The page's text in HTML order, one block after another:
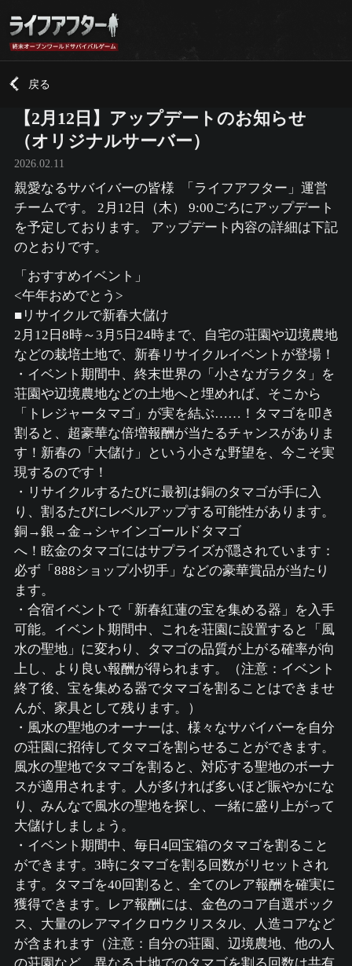
戻る
【2月12日】アップデートのお知らせ
（オリジナルサーバー）
2026.02.11
親愛なるサバイバーの皆様 「ライフアフター」運営
チームです。 2月12日（木） 9:00ごろにアップデート
を予定しております。 アップデート内容の詳細は下記
のとおりです。
「おすすめイベント」
<午年おめでとう>
■リサイクルで新春大儲け
2月12日8時～3月5日24時まで、自宅の荘園や辺境農地
などの栽培土地で、新春リサイクルイベントが登場！
・イベント期間中、終末世界の「小さなガラクタ」を
荘園や辺境農地などの土地へと埋めれば、そこから
「トレジャータマゴ」が実を結ぶ……！タマゴを叩き
割ると、超豪華な倍増報酬が当たるチャンスがありま
す！新春の「大儲け」という小さな野望を、今こそ実
現するのです！
・リサイクルするたびに最初は銅のタマゴが手に入
り、割るたびにレベルアップする可能性があります。
銅→銀→金→シャインゴールドタマゴ
へ！眩金のタマゴにはサプライズが隠されています：
必ず「888ショップ小切手」などの豪華賞品が当たり
ます。
・合宿イベントで「新春紅蓮の宝を集める器」を入手
可能。イベント期間中、これを荘園に設置すると「風
水の聖地」に変わり、タマゴの品質が上がる確率が向
上し、より良い報酬が得られます。（注意：イベント
終了後、宝を集める器でタマゴを割ることはできませ
んが、家具として残ります。）
・風水の聖地のオーナーは、様々なサバイバーを自分
の荘園に招待してタマゴを割らせることができます。
風水の聖地でタマゴを割ると、対応する聖地のボーナ
スが適用されます。人が多ければ多いほど賑やかにな
り、みんなで風水の聖地を探し、一緒に盛り上がって
大儲けしましょう。
・イベント期間中、毎日4回宝箱のタマゴを割ること
ができます。3時にタマゴを割る回数がリセットされ
ます。タマゴを40回割ると、全てのレア報酬を確実に
獲得できます。レア報酬には、金色のコア自選ボック
ス、大量のレアマイクロウクリスタル、人造コアなど
が含まれます（注意：自分の荘園、辺境農地、他の人